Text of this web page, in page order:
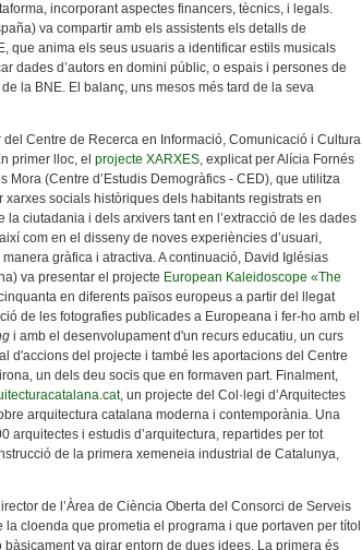
incorporant aspectes financers, tècnics, i legals.
va compartir amb els assistents els detalls de
que anima els seus usuaris a identificar estils musicals
dades d’autors en domini públic, o espais i persones de
la BNE. El balanç, uns mesos més tard de la seva
Centre de Recerca en Informació, Comunicació i Cultura
primer lloc, el projecte XARXES, explicat per Alícia Fornés
(Centre d’Estudis Demogràfics - CED), que utilitza
socials històriques dels habitants registrats en
ciutadania i dels arxivers tant en l’extracció de les dades
com en el disseny de noves experiències d’usuari,
gràfica i atractiva. A continuació, David Iglésias
va presentar el projecte European Kaleidoscope «The
en diferents països europeus a partir del llegat
de les fotografies publicades a Europeana i fer-ho amb el
i amb el desenvolupament d'un recurs educatiu, un curs
d'accions del projecte i també les aportacions del Centre
un dels deu socis que en formaven part. Finalment,
, un projecte del Col·legi d’Arquitectes
arquitectura catalana moderna i contemporània. Una
arquitectes i estudis d’arquitectura, repartides per tot
de la primera xemeneia industrial de Catalunya,
de l’Àrea de Ciència Oberta del Consorci de Serveis
cloenda que prometia el programa i que portaven per títol
va girar entorn de dues idees. La primera és